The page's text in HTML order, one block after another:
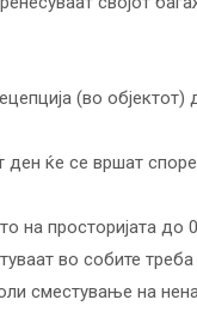
(во
ќе се вршат
на просторијата до
во собите
сместување на